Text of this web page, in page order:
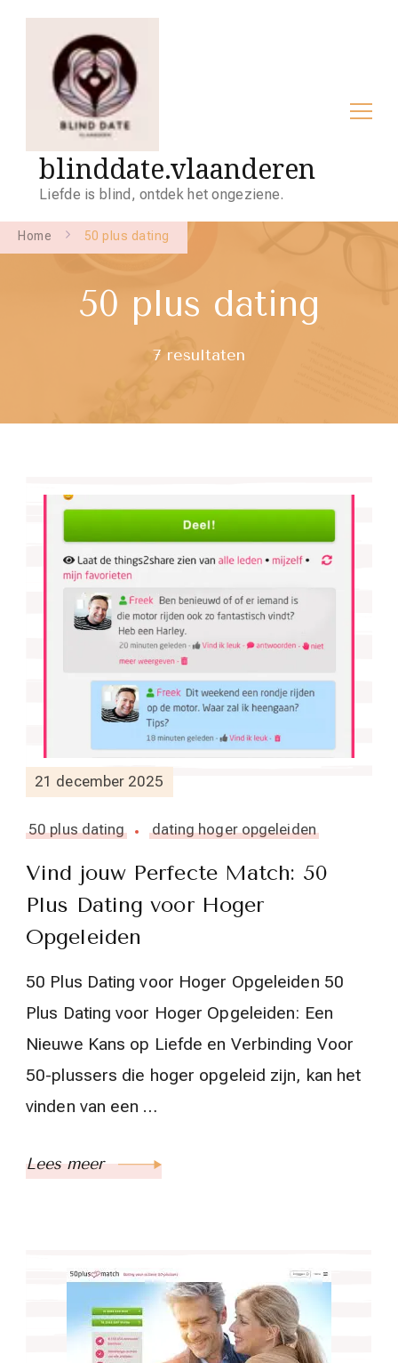
blinddate.vlaanderen
Liefde is blind, ontdek het ongeziene.
Home 50 plus dating
50 plus dating
7 resultaten
21 december 2025
50 plus dating dating hoger opgeleiden
Vind jouw Perfecte Match: 50
Plus Dating voor Hoger
Opgeleiden
50 Plus Dating voor Hoger Opgeleiden 50
Plus Dating voor Hoger Opgeleiden: Een
Nieuwe Kans op Liefde en Verbinding Voor
50-plussers die hoger opgeleid zijn, kan het
vinden van een …
Lees meer